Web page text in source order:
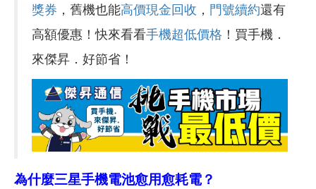
獎券 ，舊機也能高價現金回收 ， 門號續約還有
高額優惠！快來看看手機超低價格 ！買手機．
來傑昇．好節省！
為什麼三星手機電池愈用愈耗電？